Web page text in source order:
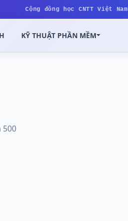
Cộng đồng học CNTT Việt Nam
KỸ THUẬT PHẦN MỀM
500